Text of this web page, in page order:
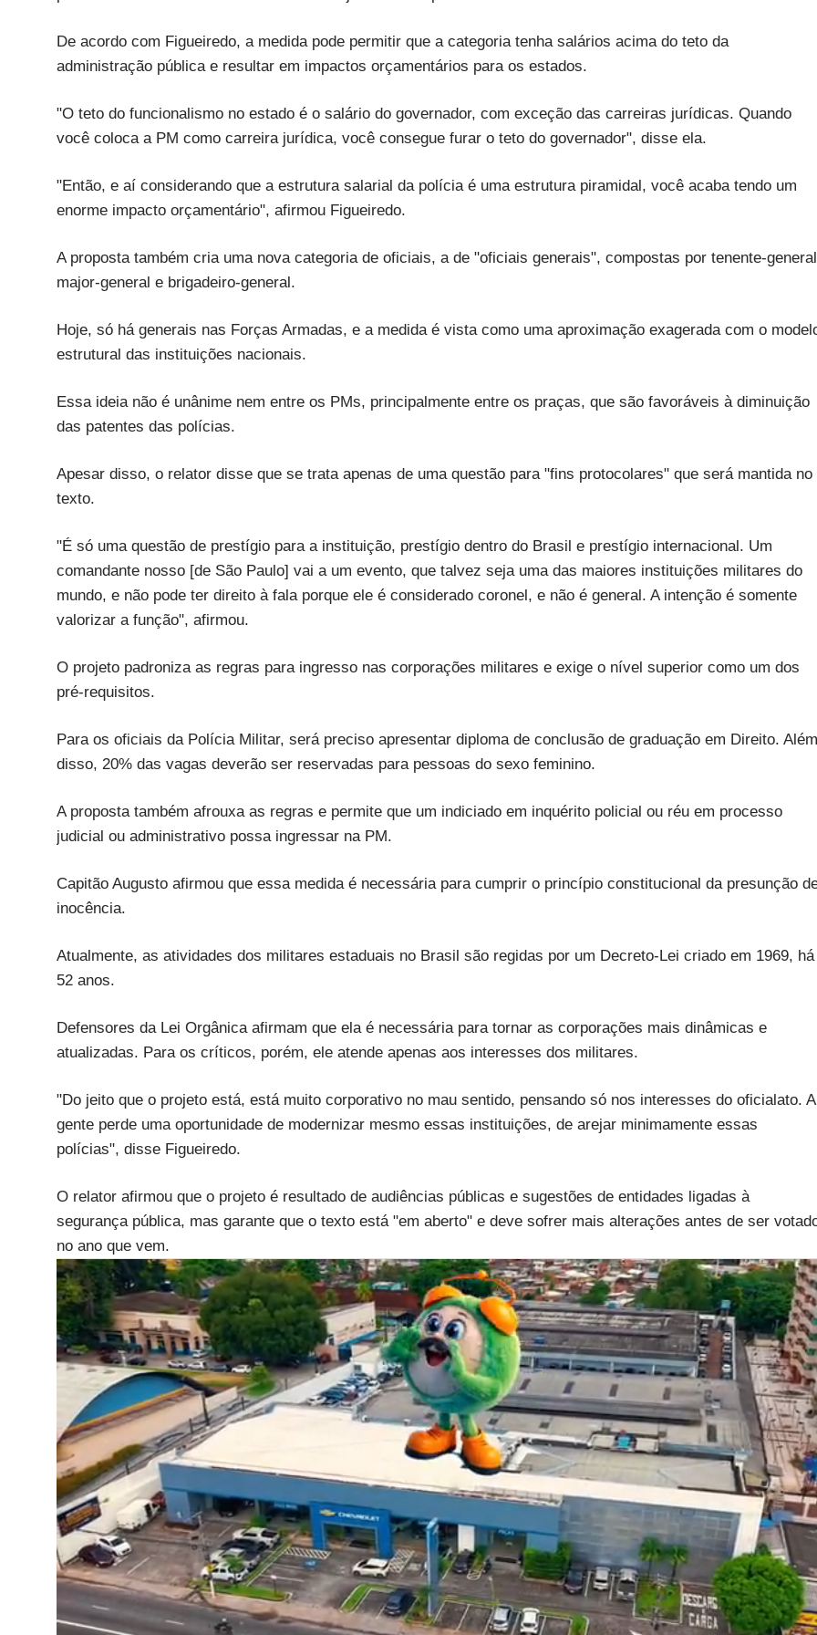
De acordo com Figueiredo, a medida pode permitir que a categoria tenha salários acima do teto da
administração pública e resultar em impactos orçamentários para os estados.
"O teto do funcionalismo no estado é o salário do governador, com exceção das carreiras jurídicas. Quando
você coloca a PM como carreira jurídica, você consegue furar o teto do governador", disse ela.
"Então, e aí considerando que a estrutura salarial da polícia é uma estrutura piramidal, você acaba tendo um
enorme impacto orçamentário", afirmou Figueiredo.
A proposta também cria uma nova categoria de oficiais, a de "oficiais generais", compostas por tenente-
major-general e brigadeiro-general.
Hoje, só há generais nas Forças Armadas, e a medida é vista como uma aproximação exagerada com o
estrutural das instituições nacionais.
Essa ideia não é unânime nem entre os PMs, principalmente entre os praças, que são favoráveis à diminuição
das patentes das polícias.
Apesar disso, o relator disse que se trata apenas de uma questão para "fins protocolares" que será mantida no
texto.
"É só uma questão de prestígio para a instituição, prestígio dentro do Brasil e prestígio internacional. Um
comandante nosso [de São Paulo] vai a um evento, que talvez seja uma das maiores instituições militares do
mundo, e não pode ter direito à fala porque ele é considerado coronel, e não é general. A intenção é somente
valorizar a função", afirmou.
O projeto padroniza as regras para ingresso nas corporações militares e exige o nível superior como um dos
pré-requisitos.
Para os oficiais da Polícia Militar, será preciso apresentar diploma de conclusão de graduação em Direito. Além
disso, 20% das vagas deverão ser reservadas para pessoas do sexo feminino.
A proposta também afrouxa as regras e permite que um indiciado em inquérito policial ou réu em processo
judicial ou administrativo possa ingressar na PM.
Capitão Augusto afirmou que essa medida é necessária para cumprir o princípio constitucional da presunção
inocência.
Atualmente, as atividades dos militares estaduais no Brasil são regidas por um Decreto-Lei criado em 1969, há
52 anos.
Defensores da Lei Orgânica afirmam que ela é necessária para tornar as corporações mais dinâmicas e
atualizadas. Para os críticos, porém, ele atende apenas aos interesses dos militares.
"Do jeito que o projeto está, está muito corporativo no mau sentido, pensando só nos interesses do oficialato. A
gente perde uma oportunidade de modernizar mesmo essas instituições, de arejar minimamente essas
polícias", disse Figueiredo.
O relator afirmou que o projeto é resultado de audiências públicas e sugestões de entidades ligadas à
segurança pública, mas garante que o texto está "em aberto" e deve sofrer mais alterações antes de ser
no ano que vem.